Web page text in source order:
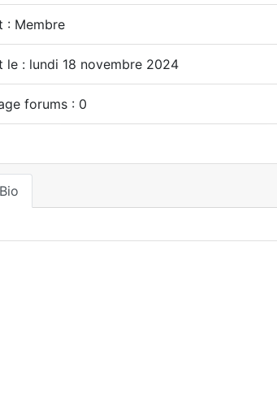
: Membre
le : lundi 18 novembre 2024
forums : 0
Bio